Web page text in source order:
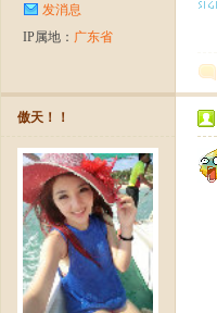
发消息
IP属地： 广东省
傲天！！